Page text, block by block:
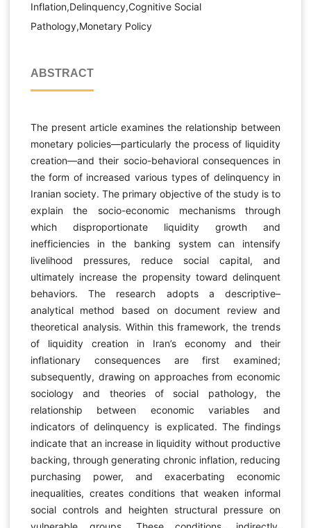
Inflation,Delinquency,Cognitive Social
Pathology,Monetary Policy
ABSTRACT
The present article examines the relationship between
monetary policies—particularly the process of liquidity
creation—and their socio-behavioral consequences in
the form of increased various types of delinquency in
Iranian society. The primary objective of the study is to
explain the socio-economic mechanisms through
which disproportionate liquidity growth and
inefficiencies in the banking system can intensify
livelihood pressures, reduce social capital, and
ultimately increase the propensity toward delinquent
behaviors. The research adopts a descriptive–
analytical method based on document review and
theoretical analysis. Within this framework, the trends
of liquidity creation in Iran’s economy and their
inflationary consequences are first examined;
subsequently, drawing on approaches from economic
sociology and theories of social pathology, the
relationship between economic variables and
indicators of delinquency is explicated. The findings
indicate that an increase in liquidity without productive
backing, through generating chronic inflation, reducing
purchasing power, and exacerbating economic
inequalities, creates conditions that weaken informal
social controls and heighten structural pressure on